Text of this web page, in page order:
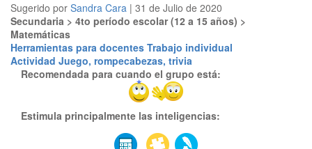
Sugerido por Sandra Cara | 31 de Julio de 2020
Secundaria > 4to período escolar (12 a 15 años) >
Matemáticas
Herramientas para docentes Trabajo individual
Actividad Juego, rompecabezas, trivia
Recomendada para cuando el grupo está:
Estimula principalmente las inteligencias: